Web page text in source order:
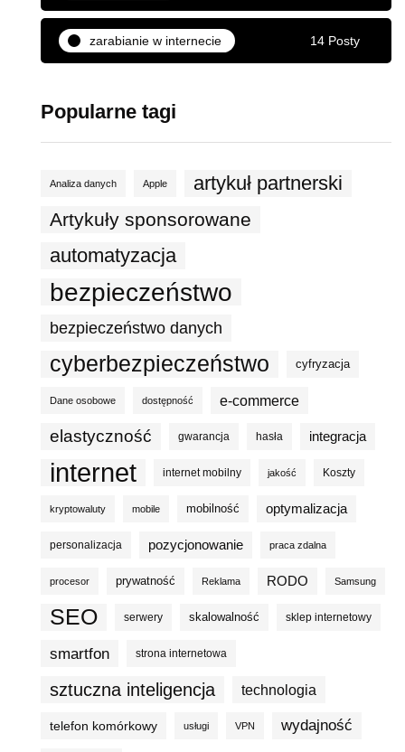
zarabianie w internecie 14 Posty
Popularne tagi
Analiza danych Apple artykuł partnerski
Artykuły sponsorowane
automatyzacja
bezpieczeństwo
bezpieczeństwo danych
cyberbezpieczeństwo cyfryzacja
Dane osobowe dostępność e-commerce
elastyczność gwarancja hasła integracja
internet internet mobilny jakość Koszty
kryptowaluty mobile mobilność optymalizacja
personalizacja pozycjonowanie praca zdalna
procesor prywatność Reklama RODO Samsung
SEO serwery skalowalność sklep internetowy
smartfon strona internetowa
sztuczna inteligencja technologia
telefon komórkowy usługi VPN wydajność